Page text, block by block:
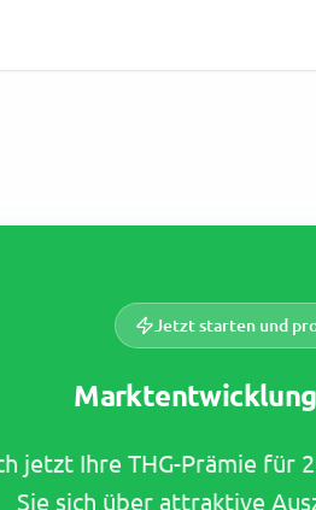
Jetzt starten und
jetzt Ihre THG-Prämie für
Sie sich über attraktive